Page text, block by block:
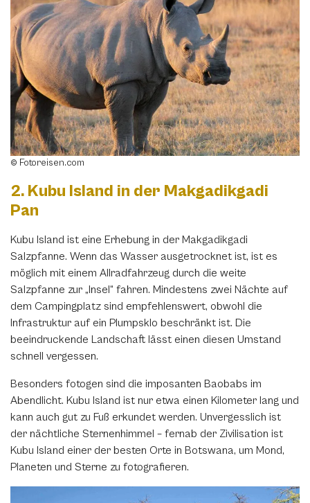
© Fotoreisen.com
2. Kubu Island in der Makgadikgadi
Pan
Kubu Island ist eine Erhebung in der Makgadikgadi
Salzpfanne. Wenn das Wasser ausgetrocknet ist, ist es
möglich mit einem Allradfahrzeug durch die weite
Salzpfanne zur „Insel“ fahren. Mindestens zwei Nächte auf
dem Campingplatz sind empfehlenswert, obwohl die
Infrastruktur auf ein Plumpsklo beschränkt ist. Die
beeindruckende Landschaft lässt einen diesen Umstand
schnell vergessen.
Besonders fotogen sind die imposanten Baobabs im
Abendlicht. Kubu Island ist nur etwa einen Kilometer lang und
kann auch gut zu Fuß erkundet werden. Unvergesslich ist
der nächtliche Sternenhimmel – fernab der Zivilisation ist
Kubu Island einer der besten Orte in Botswana, um Mond,
Planeten und Sterne zu fotografieren.